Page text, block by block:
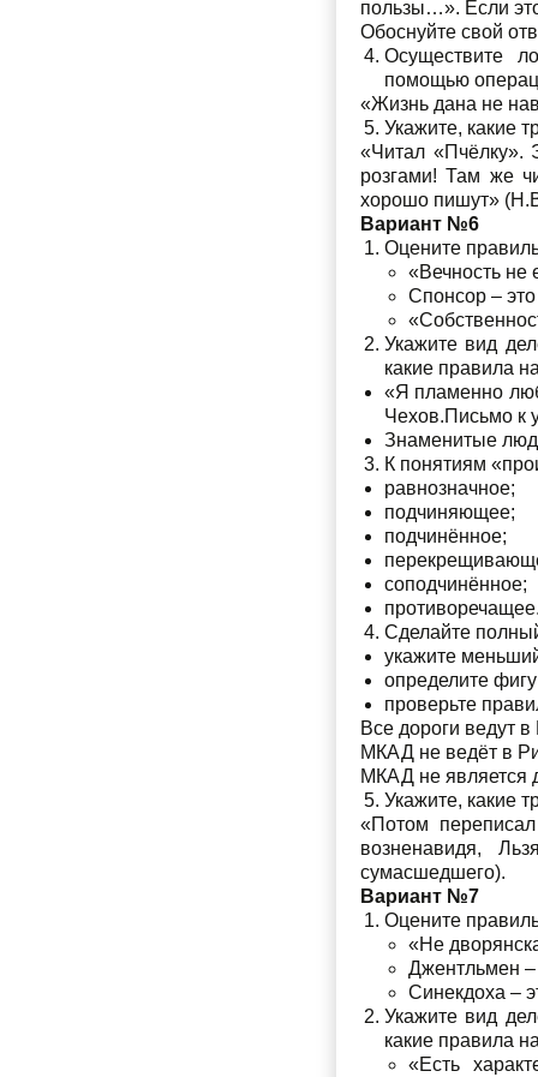
пользы…». Если
Обоснуйте свой
Осуществите
помощью
«Жизнь дана не
Укажите, какие
«Читал «Пчёлку».
розгами! Там же
хорошо пишут»
Вариант №6
Оцените
«Вечность не
Спонсор – это
Укажите вид
какие правила
«Я пламенно
Чехов.Письмо к
Знаменитые
К понятиям
равнозначное;
подчиняющее;
подчинённое;
соподчинённое;
Сделайте
укажите
определите
проверьте
Все дороги ведут
МКАД не ведёт в
МКАД не является
Укажите, какие
«Потом
возненавидя,
сумасшедшего).
Вариант №7
Оцените
«Не
Джентльмен –
Синекдоха –
Укажите вид
какие правила
«Есть